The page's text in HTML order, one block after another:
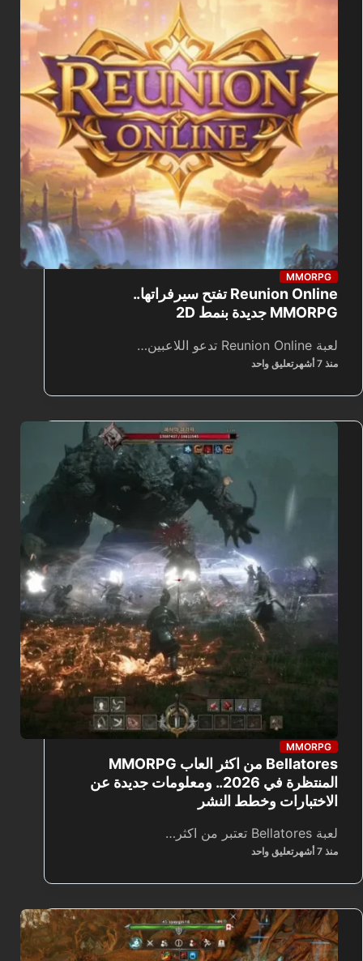
MMORPG
Reunion Online تفتح سيرفراتها..
MMORPG جديدة بنمط 2D
لعبة Reunion Online تدعو اللاعبين…
منذ 7 أشهر تعليق واحد
MMORPG
Bellatores من اكثر العاب MMORPG
المنتظرة في 2026.. ومعلومات جديدة عن
الاختبارات وخطط النشر
لعبة Bellatores تعتبر من اكثر…
منذ 7 أشهر تعليق واحد